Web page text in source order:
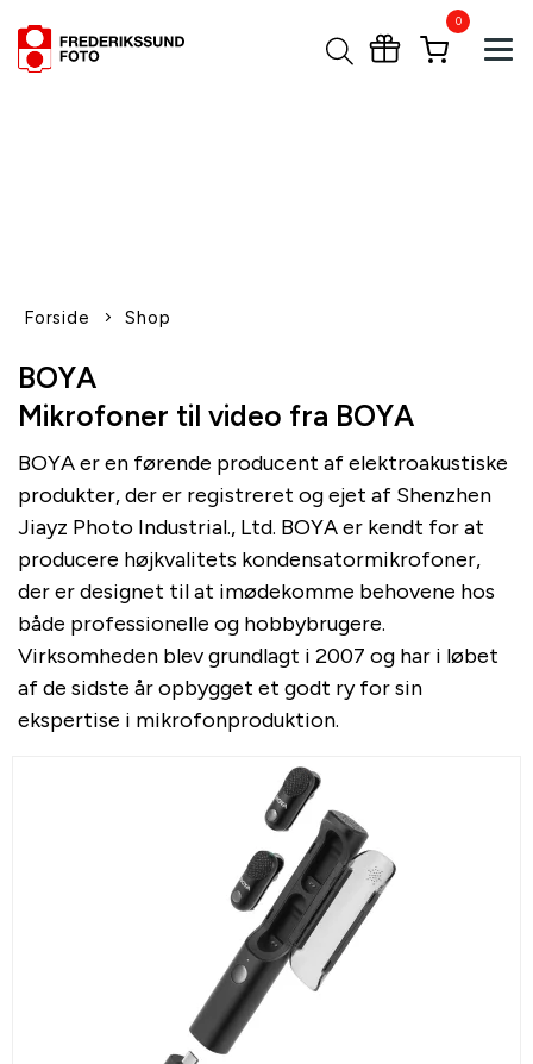
0
Forside Shop
BOYA
Mikrofoner til video fra BOYA
BOYA er en førende producent af elektroakustiske
produkter, der er registreret og ejet af Shenzhen
Jiayz Photo Industrial., Ltd. BOYA er kendt for at
producere højkvalitets kondensatormikrofoner,
der er designet til at imødekomme behovene hos
både professionelle og hobbybrugere.
Virksomheden blev grundlagt i 2007 og har i løbet
af de sidste år opbygget et godt ry for sin
ekspertise i mikrofonproduktion.